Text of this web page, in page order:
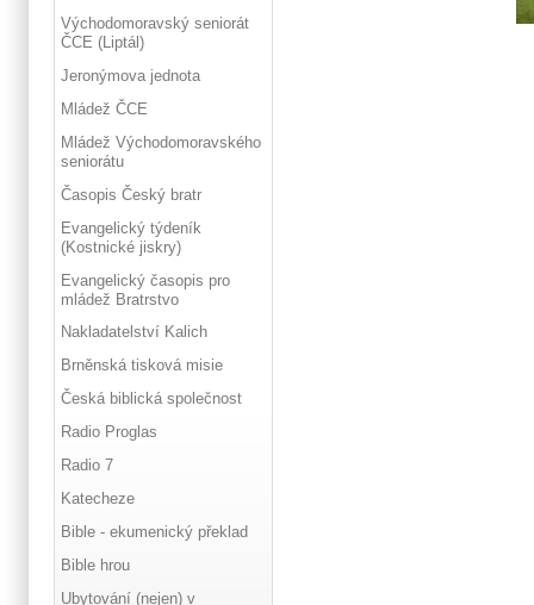
Východomoravský seniorát
ČCE (Liptál)
Jeronýmova jednota
Mládež ČCE
Mládež Východomoravského
seniorátu
Časopis Český bratr
Evangelický týdeník
(Kostnické jiskry)
Evangelický časopis pro
mládež Bratrstvo
Nakladatelství Kalich
Brněnská tisková misie
Česká biblická společnost
Radio Proglas
Radio 7
Katecheze
Bible - ekumenický překlad
Bible hrou
Ubytování (nejen) v